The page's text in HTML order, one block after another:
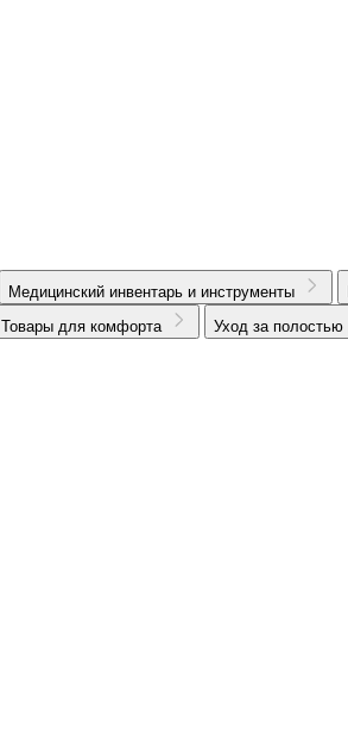
Медицинский инвентарь и инструменты
Товары для комфорта Уход за полостью